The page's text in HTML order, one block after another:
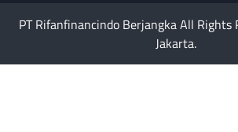
PT Rifanfinancindo Berjangka All Rights
Jakarta.